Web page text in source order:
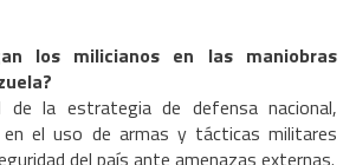
los milicianos en las maniobras
de la estrategia de defensa nacional,
en el uso de armas y tácticas militares
del país ante amenazas externas.